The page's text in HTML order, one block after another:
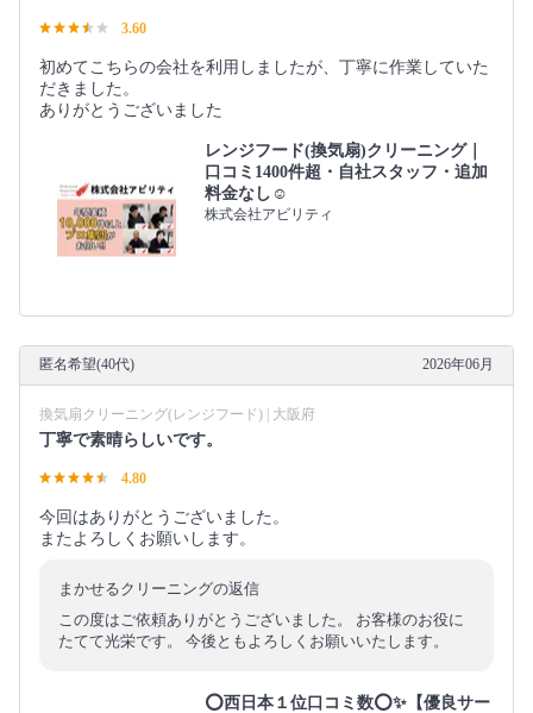
3.60
初めてこちらの会社を利用しましたが、丁寧に作業していた
だきました。
ありがとうございました
レンジフード(換気扇)クリーニング｜
口コミ1400件超・自社スタッフ・追加
料金なし☺️
株式会社アビリティ
匿名希望(40代) 2026年06月
換気扇クリーニング(レンジフード) | 大阪府
丁寧で素晴らしいです。
4.80
今回はありがとうございました。
またよろしくお願いします。
まかせるクリーニングの返信
この度はご依頼ありがとうございました。 お客様のお役に
たてて光栄です。 今後ともよろしくお願いいたします。
⭕西日本１位口コミ数⭕✨【優良サー